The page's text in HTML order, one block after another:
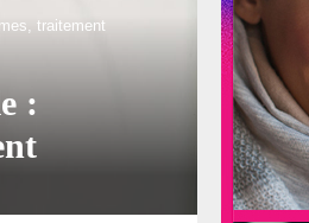
traitement
: